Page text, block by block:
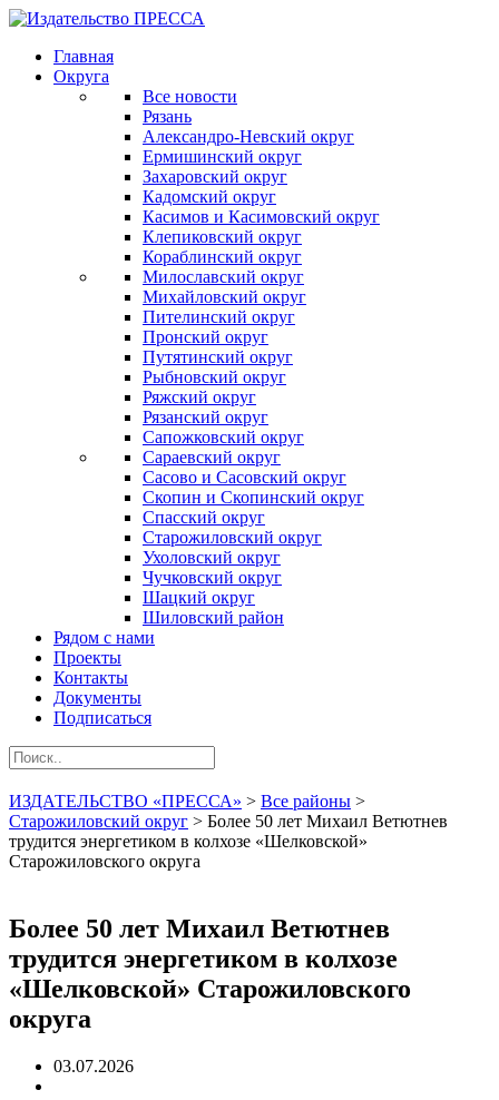
Главная
Округа
Все новости
Рязань
Александро-Невский округ
Ермишинский округ
Захаровский округ
Кадомский округ
Касимов и Касимовский округ
Клепиковский округ
Кораблинский округ
Милославский округ
Михайловский округ
Пителинский округ
Пронский округ
Путятинский округ
Рыбновский округ
Ряжский округ
Рязанский округ
Сапожковский округ
Сараевский округ
Сасово и Сасовский округ
Скопин и Скопинский округ
Спасский округ
Старожиловский округ
Ухоловский округ
Чучковский округ
Шацкий округ
Шиловский район
Рядом с нами
Проекты
Контакты
Документы
Подписаться
ИЗДАТЕЛЬСТВО «ПРЕССА» > Все районы >
Старожиловский округ > Более 50 лет Михаил Ветютнев
трудится энергетиком в колхозе «Шелковской»
Старожиловского округа
Более 50 лет Михаил Ветютнев
трудится энергетиком в колхозе
«Шелковской» Старожиловского
округа
03.07.2026